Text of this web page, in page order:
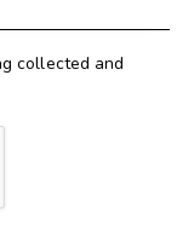
collected and